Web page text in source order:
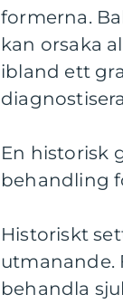
formerna.
kan orsaka
ibland ett
En historisk
behandling
Historiskt
utmanande.
behandla